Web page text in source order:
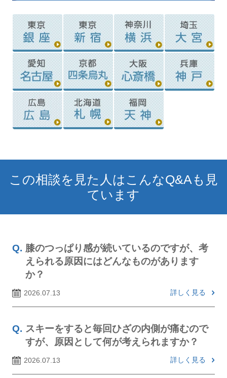
この相談を見た人はこんなQ&Aも見
ています
膝のつっぱり感が続いているのですが、考
えられる原因にはどんなものがあります
か？
2026.07.13 詳しく見る
スキーをすると毎回ひざの内側が痛むので
すが、原因として何が考えられますか？
2026.07.13 詳しく見る